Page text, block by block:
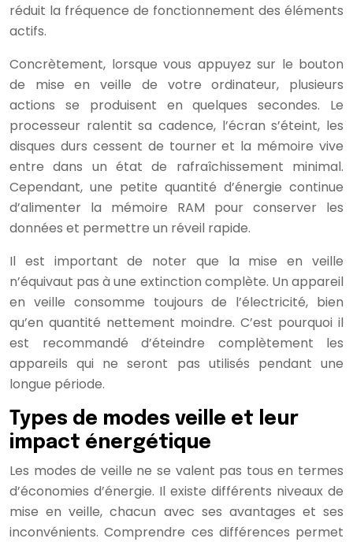
réduit la fréquence de fonctionnement des éléments
actifs.
Concrètement, lorsque vous appuyez sur le bouton
de mise en veille de votre ordinateur, plusieurs
actions se produisent en quelques secondes. Le
processeur ralentit sa cadence, l’écran s’éteint, les
disques durs cessent de tourner et la mémoire vive
entre dans un état de rafraîchissement minimal.
Cependant, une petite quantité d’énergie continue
d’alimenter la mémoire RAM pour conserver les
données et permettre un réveil rapide.
Il est important de noter que la mise en veille
n’équivaut pas à une extinction complète. Un appareil
en veille consomme toujours de l’électricité, bien
qu’en quantité nettement moindre. C’est pourquoi il
est recommandé d’éteindre complètement les
appareils qui ne seront pas utilisés pendant une
longue période.
Types de modes veille et leur
impact énergétique
Les modes de veille ne se valent pas tous en termes
d’économies d’énergie. Il existe différents niveaux de
mise en veille, chacun avec ses avantages et ses
inconvénients. Comprendre ces différences permet